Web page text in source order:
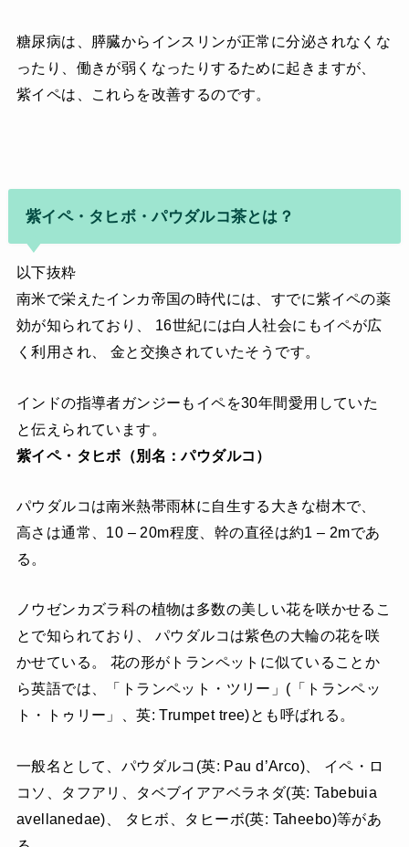
糖尿病は、膵臓からインスリンが正常に分泌されなくな
ったり、働きが弱くなったりするために起きますが、
紫イペは、これらを改善するのです。
紫イペ・タヒボ・パウダルコ茶とは？
以下抜粋
南米で栄えたインカ帝国の時代には、すでに紫イペの薬
効が知られており、 16世紀には白人社会にもイペが広
く利用され、 金と交換されていたそうです。
インドの指導者ガンジーもイペを30年間愛用していた
と伝えられています。
紫イペ・タヒボ（別名：パウダルコ）
パウダルコは南米熱帯雨林に自生する大きな樹木で、
高さは通常、10 – 20m程度、幹の直径は約1 – 2mであ
る。
ノウゼンカズラ科の植物は多数の美しい花を咲かせるこ
とで知られており、 パウダルコは紫色の大輪の花を咲
かせている。 花の形がトランペットに似ていることか
ら英語では、「トランペット・ツリー」(「トランペッ
ト・トゥリー」、英: Trumpet tree)とも呼ばれる。
一般名として、パウダルコ(英: Pau d’Arco)、 イペ・ロ
コソ、タフアリ、タベブイアアベラネダ(英: Tabebuia
avellanedae)、 タヒボ、タヒーボ(英: Taheebo)等があ